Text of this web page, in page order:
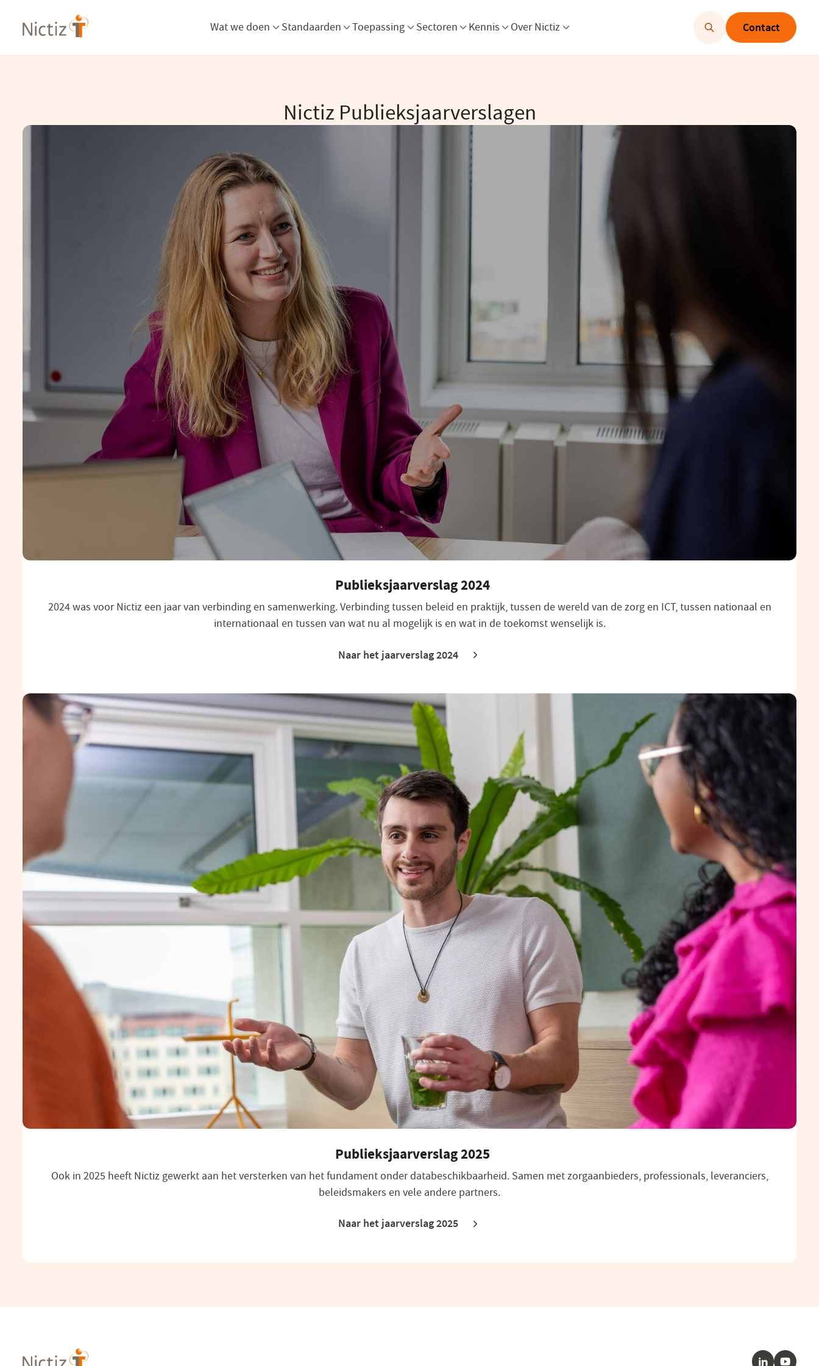
en
Wat we doen Menu openen
Standaarden Menu openen
Toepassing Menu openen
Sectoren Menu openen
Kennis Menu openen
Over Nictiz Contact
Nictiz Publieksjaarverslagen
Publieksjaarverslag 2024
2024 was voor Nictiz een jaar van verbinding en samenwerking. Verbinding tussen beleid en praktijk, tussen de wereld van de zorg en ICT, tussen nationaal en
internationaal en tussen van wat nu al mogelijk is en wat in de toekomst wenselijk is.
Naar het jaarverslag 2024
Publieksjaarverslag 2025
Ook in 2025 heeft Nictiz gewerkt aan het versterken van het fundament onder databeschikbaarheid. Samen met zorgaanbieders, professionals, leveranciers,
beleidsmakers en vele andere partners.
Naar het jaarverslag 2025